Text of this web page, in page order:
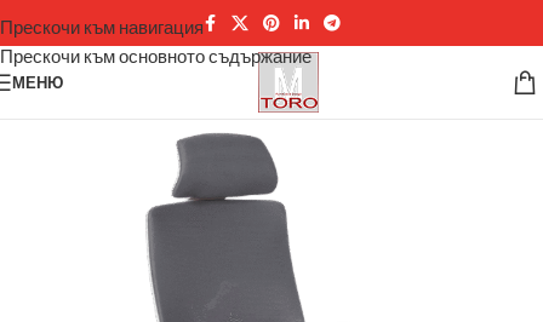
Прескочи към навигация
Прескочи към основното съдържание
МЕНЮ